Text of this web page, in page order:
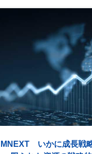
MNEXT いかに成長戦